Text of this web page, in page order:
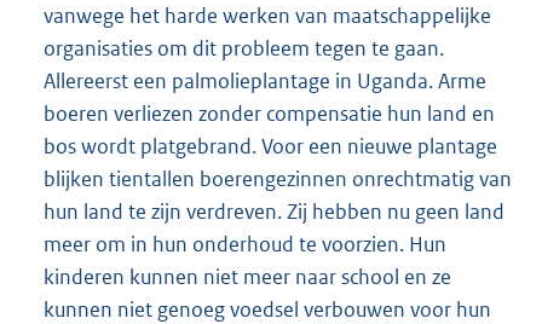
vanwege het harde werken van maatschappelijke
organisaties om dit probleem tegen te gaan.
Allereerst een palmolieplantage in Uganda. Arme
boeren verliezen zonder compensatie hun land en
bos wordt platgebrand. Voor een nieuwe plantage
blijken tientallen boerengezinnen onrechtmatig van
hun land te zijn verdreven. Zij hebben nu geen land
meer om in hun onderhoud te voorzien. Hun
kinderen kunnen niet meer naar school en ze
kunnen niet genoeg voedsel verbouwen voor hun